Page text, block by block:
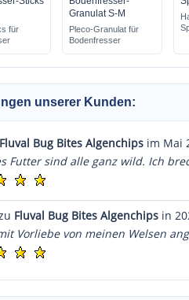
für
Granulat S-M
Pleco-Granulat für
Bodenfresser
unserer Kunden:
Fluval Bug Bites Algenchips im Mai
Futter sind alle ganz wild. Ich
Fluval Bug Bites Algenchips in
Vorliebe von meinen Welsen